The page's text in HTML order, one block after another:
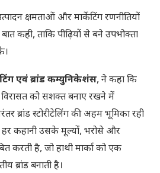
क्षमताओं और मार्केटिंग रणनीतियों
कही, ताकि पीढ़ियों से बने उपभोक्ता
एवं ब्रांड कम्युनिकेशंस, ने कहा कि
विरासत को सशक्त बनाए रखने में
ब्रांड स्टोरीटेलिंग की अहम भूमिका रही
हर कहानी उसके मूल्यों, भरोसे और
करती है, जो हाथी मार्का को एक
ब्रांड बनाती है।